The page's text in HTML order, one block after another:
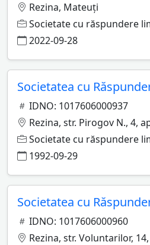
Rezina, Mateuţi
Societate cu răspundere
2022-09-28
Societatea cu
IDNO: 1017606000937
Rezina, str. Pirogov N., 4,
Societate cu răspundere
1992-09-29
Societatea cu
IDNO: 1017606000960
Rezina, str. Voluntarilor,